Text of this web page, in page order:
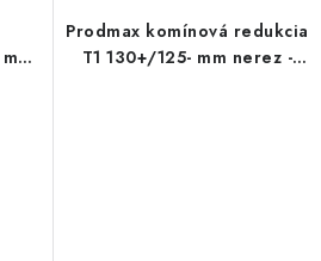
Prodmax komínová redukcia
T1 130+/125- mm nerez -